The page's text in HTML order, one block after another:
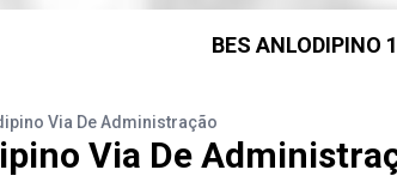
BES ANLODIPINO
Via De Administração
Via De